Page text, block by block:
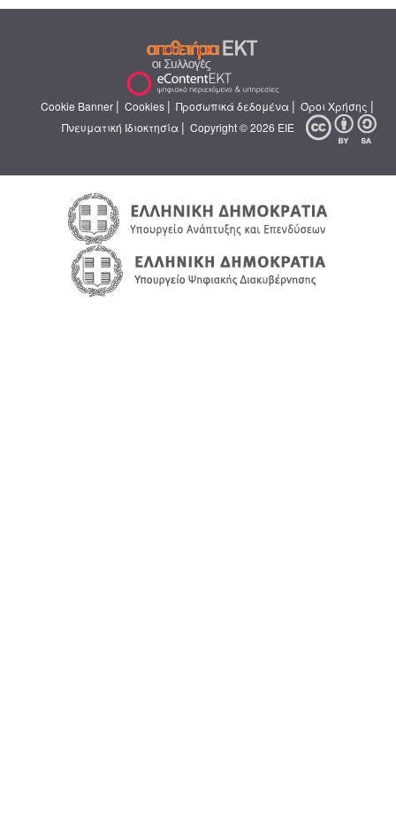
Cookie Banner | Cookies | Προσωπικά δεδομένα | Όροι Χρήσης |
Πνευματική Ιδιοκτησία | Copyright © 2026 ΕΙΕ